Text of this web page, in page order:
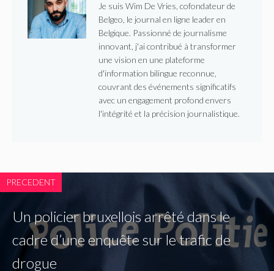
Je suis Wim De Vries, cofondateur de
Belgeo, le journal en ligne leader en
Belgique. Passionné de journalisme
innovant, j'ai contribué à transformer
une vision en une plateforme
d'information bilingue reconnue,
couvrant des événements significatifs
avec un engagement profond envers
l'intégrité et la précision journalistique.
PRECEDENT
Un policier bruxellois arrêté dans le
cadre d’une enquête sur le trafic de
drogue